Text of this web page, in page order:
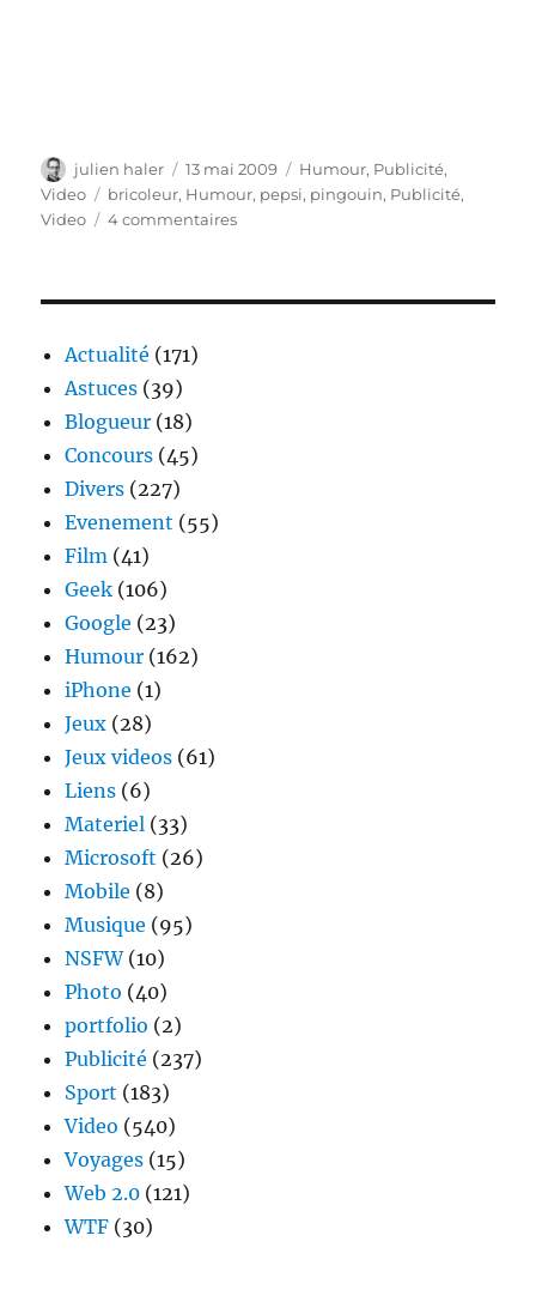
Auteur
julien haler
Publié
le
13 mai 2009 Catégories
Humour, Publicité,
Video
Étiquettes
bricoleur, Humour, pepsi, pingouin, Publicité,
Video
4 commentairessur
Actualité (171)
Astuces (39)
Blogueur (18)
Concours (45)
Divers (227)
Evenement (55)
Film (41)
Geek (106)
Google (23)
Humour (162)
iPhone (1)
Jeux (28)
Jeux videos (61)
Liens (6)
Materiel (33)
Microsoft (26)
Mobile (8)
Musique (95)
NSFW(10)
Photo (40)
portfolio (2)
Publicité (237)
Sport (183)
Video (540)
Voyages (15)
Web 2.0 (121)
WTF (30)